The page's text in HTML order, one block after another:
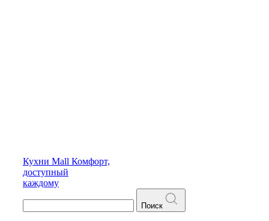
Кухни Mall Комфорт,
доступный
каждому
Поиск